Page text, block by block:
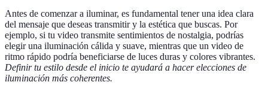
Antes de comenzar a iluminar, es fundamental tener una idea clara
del mensaje que deseas transmitir y la estética que buscas. Por
ejemplo, si tu video transmite sentimientos de nostalgia, podrías
elegir una iluminación cálida y suave, mientras que un video de
ritmo rápido podría beneficiarse de luces duras y colores vibrantes.
Definir tu estilo desde el inicio te ayudará a hacer elecciones de
iluminación más coherentes.